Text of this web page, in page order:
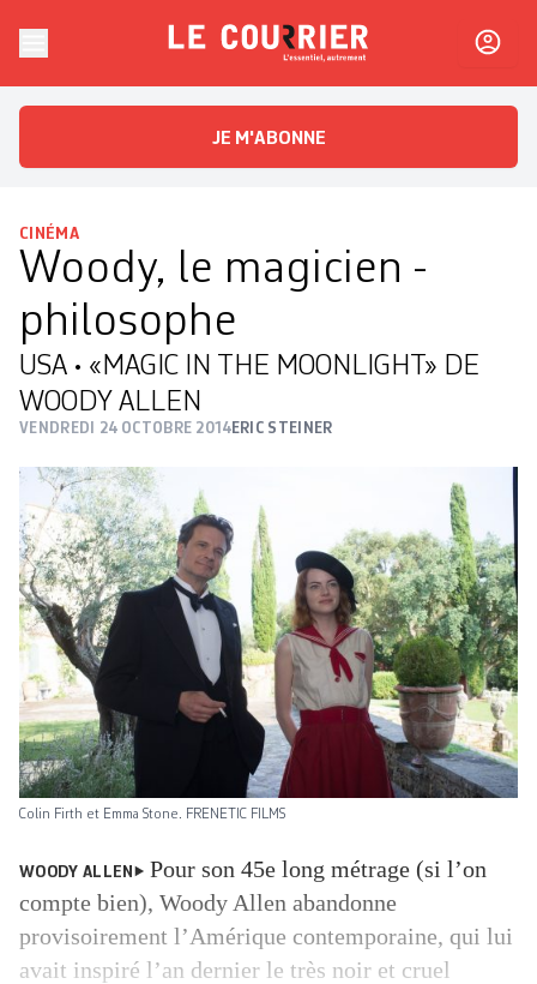
Le CourrierL'essentiel, autrement
JE M'ABONNE
CINÉMA
Woody, le magicien ­
philosophe
USA • «MAGIC IN THE MOONLIGHT» DE
WOODY ALLEN
VENDREDI 24 OCTOBRE 2014ERIC STEINER
Colin Firth et Emma Stone. FRENETIC FILMS
WOODY ALLEN
Pour son 45e long métrage (si l’on
compte bien), Woody Allen abandonne
provisoirement l’Amérique contemporaine, qui lui
avait inspiré l’an dernier le très noir et cruel